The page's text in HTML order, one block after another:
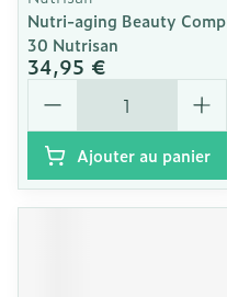
Nutri-aging Beauty Comp
30 Nutrisan
34,95 €
Quantité
Ajouter au panier